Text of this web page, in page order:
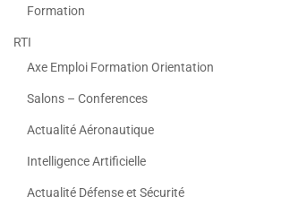
Formation
RTI
Axe Emploi Formation Orientation
Salons – Conferences
Actualité Aéronautique
Intelligence Artificielle
Actualité Défense et Sécurité